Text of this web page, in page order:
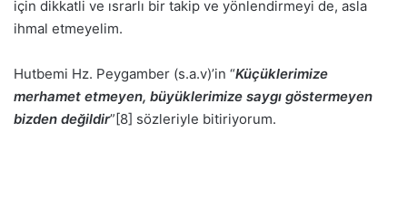
için dikkatli ve ısrarlı bir takip ve yönlendirmeyi de, asla
ihmal etmeyelim.
Hutbemi Hz. Peygamber (s.a.v)’in “Küçüklerimize
merhamet etmeyen, büyüklerimize saygı göstermeyen
bizden değildir”[8] sözleriyle bitiriyorum.